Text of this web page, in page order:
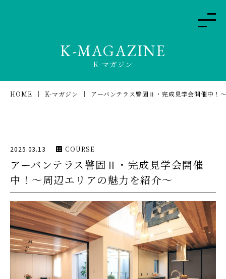
K-MAGAZINE
K-マガジン
HOME K-マガジン アーバンテラス警固Ⅱ・完成見学会開催中！
2025.03.13 COURSE
アーバンテラス警固Ⅱ・完成見学会開催
中！〜周辺エリアの魅力を紹介〜